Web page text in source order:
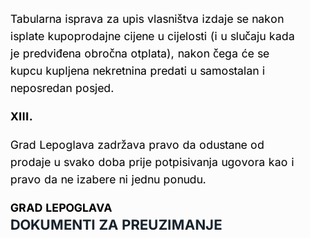
Tabularna isprava za upis vlasništva izdaje se nakon
isplate kupoprodajne cijene u cijelosti (i u slučaju kada
je predviđena obročna otplata), nakon čega će se
kupcu kupljena nekretnina predati u samostalan i
neposredan posjed.
XIII.
Grad Lepoglava zadržava pravo da odustane od
prodaje u svako doba prije potpisivanja ugovora kao i
pravo da ne izabere ni jednu ponudu.
GRAD LEPOGLAVA
DOKUMENTI ZA PREUZIMANJE